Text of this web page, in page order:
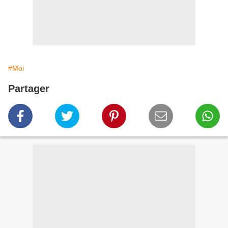
#Moi
Partager